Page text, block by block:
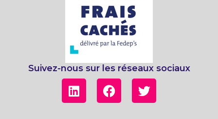
Suivez-nous sur les réseaux sociaux